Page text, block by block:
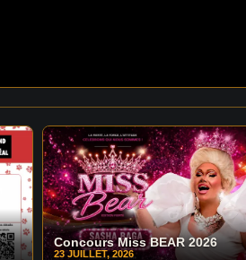
Concours Miss BEAR 2026
23 JUILLET, 2026